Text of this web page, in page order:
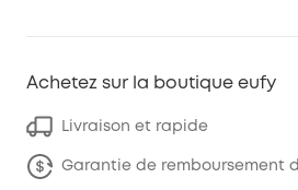
Achetez sur la boutique eufy
Livraison et rapide
Garantie de remboursement